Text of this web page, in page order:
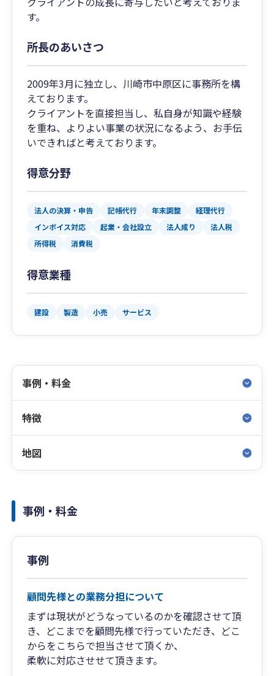
す。
所長のあいさつ
2009年3月に独立し、川崎市中原区に事務所を構
えております。
クライアントを直接担当し、私自身が知識や経験
を重ね、よりよい事業の状況になるよう、お手伝
いできればと考えております。
得意分野
法人の決算・申告 記帳代行 年末調整
経理代行
インボイス対応
起業・会社設立 法人成り
法人税
所得税
消費税
得意業種
建設 製造 小売 サービス
事例・料金
特徴
地図
事例・料金
事例
顧問先様との業務分担について
まずは現状がどうなっているのかを確認させて頂
き、どこまでを顧問先様で行っていただき、どこ
からをこちらで担当させて頂くか、
柔軟に対応させせて頂きます。